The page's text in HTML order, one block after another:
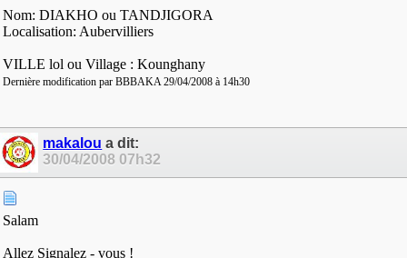
Nom: DIAKHO ou TANDJIGORA
Localisation: Aubervilliers
VILLE lol ou Village : Kounghany
Dernière modification par BBBAKA 29/04/2008 à 14h30
makalou a dit:
30/04/2008 07h32
Salam
Allez Signalez - vous !